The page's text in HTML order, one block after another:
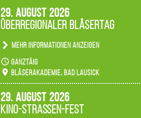
Ambiente gibt es ein leuchtendes
unserer Fachbereiche.
29. August 2026
Überregionaler Bläsertag
Mehr Informationen anzeigen
Teilnahme der Bläserklassen.
ganztäig
Bläserakademie, Bad Lausick
29. August 2026
Kino-Straßen-Fest